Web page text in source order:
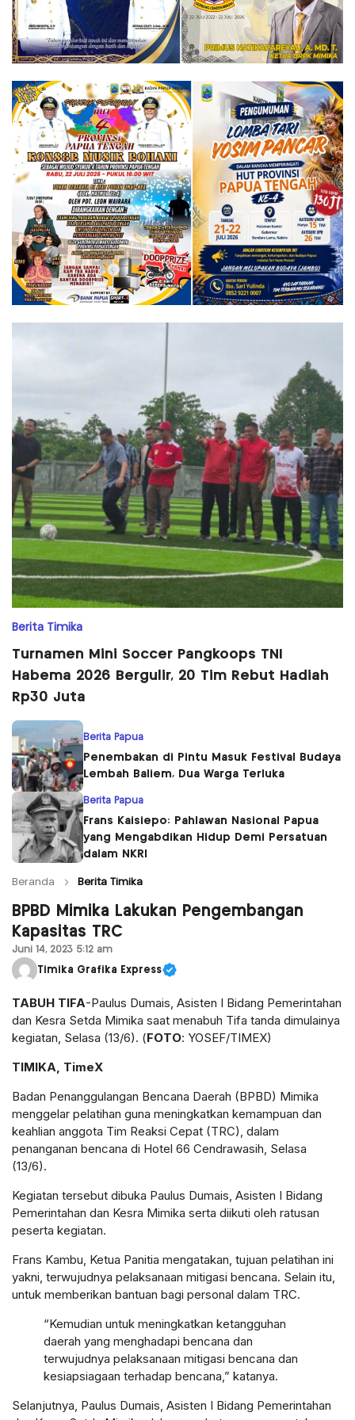
Berita Timika
Turnamen Mini Soccer Pangkoops TNI
Habema 2026 Bergulir, 20 Tim Rebut Hadiah
Rp30 Juta
Berita Papua
Penembakan di Pintu Masuk Festival Budaya
Lembah Baliem, Dua Warga Terluka
Berita Papua
Frans Kaisiepo: Pahlawan Nasional Papua
yang Mengabdikan Hidup Demi Persatuan
dalam NKRI
Beranda Berita Timika
BPBD Mimika Lakukan Pengembangan
Kapasitas TRC
Juni 14, 2023 5:12 am
Timika Grafika Express
TABUH TIFA-Paulus Dumais, Asisten I Bidang Pemerintahan
dan Kesra Setda Mimika saat menabuh Tifa tanda dimulainya
kegiatan, Selasa (13/6). (FOTO: YOSEF/TIMEX)
TIMIKA, TimeX
Badan Penanggulangan Bencana Daerah (BPBD) Mimika
menggelar pelatihan guna meningkatkan kemampuan dan
keahlian anggota Tim Reaksi Cepat (TRC), dalam
penanganan bencana di Hotel 66 Cendrawasih, Selasa
(13/6).
Kegiatan tersebut dibuka Paulus Dumais, Asisten I Bidang
Pemerintahan dan Kesra Mimika serta diikuti oleh ratusan
peserta kegiatan.
Frans Kambu, Ketua Panitia mengatakan, tujuan pelatihan ini
yakni, terwujudnya pelaksanaan mitigasi bencana. Selain itu,
untuk memberikan bantuan bagi personal dalam TRC.
“Kemudian untuk meningkatkan ketangguhan
daerah yang menghadapi bencana dan
terwujudnya pelaksanaan mitigasi bencana dan
kesiapsiagaan terhadap bencana,” katanya.
Selanjutnya, Paulus Dumais, Asisten I Bidang Pemerintahan